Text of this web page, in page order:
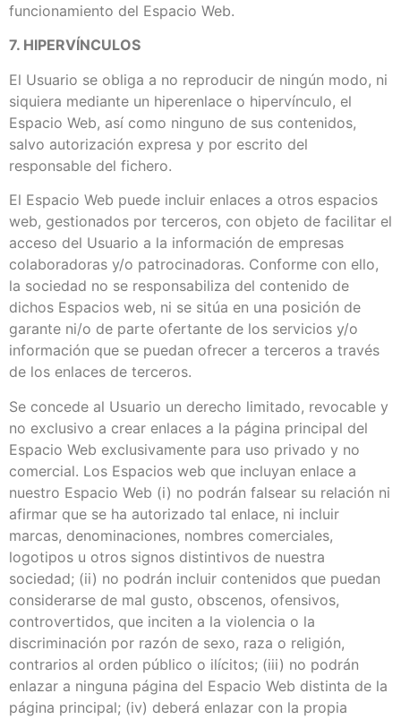
funcionamiento del Espacio Web.
7. HIPERVÍNCULOS
El Usuario se obliga a no reproducir de ningún modo, ni
siquiera mediante un hiperenlace o hipervínculo, el
Espacio Web, así como ninguno de sus contenidos,
salvo autorización expresa y por escrito del
responsable del fichero.
El Espacio Web puede incluir enlaces a otros espacios
web, gestionados por terceros, con objeto de facilitar el
acceso del Usuario a la información de empresas
colaboradoras y/o patrocinadoras. Conforme con ello,
la sociedad no se responsabiliza del contenido de
dichos Espacios web, ni se sitúa en una posición de
garante ni/o de parte ofertante de los servicios y/o
información que se puedan ofrecer a terceros a través
de los enlaces de terceros.
Se concede al Usuario un derecho limitado, revocable y
no exclusivo a crear enlaces a la página principal del
Espacio Web exclusivamente para uso privado y no
comercial. Los Espacios web que incluyan enlace a
nuestro Espacio Web (i) no podrán falsear su relación ni
afirmar que se ha autorizado tal enlace, ni incluir
marcas, denominaciones, nombres comerciales,
logotipos u otros signos distintivos de nuestra
sociedad; (ii) no podrán incluir contenidos que puedan
considerarse de mal gusto, obscenos, ofensivos,
controvertidos, que inciten a la violencia o la
discriminación por razón de sexo, raza o religión,
contrarios al orden público o ilícitos; (iii) no podrán
enlazar a ninguna página del Espacio Web distinta de la
página principal; (iv) deberá enlazar con la propia